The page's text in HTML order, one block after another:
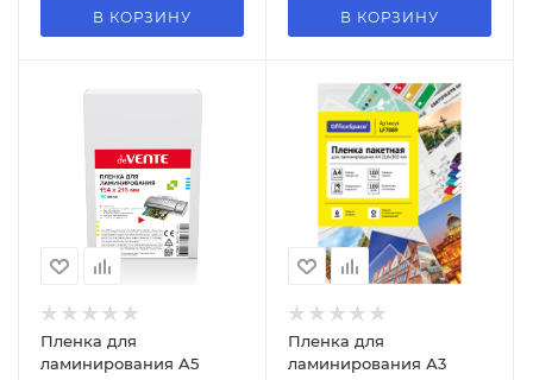
В КОРЗИНУ В КОРЗИНУ
Пленка для
ламинирования A5
Пленка для
ламинирования А3